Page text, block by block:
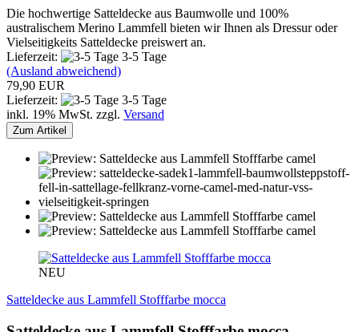
Die hochwertige Satteldecke aus Baumwolle und 100%
australischem Merino Lammfell bieten wir Ihnen als Dressur oder
Vielseitigkeits Satteldecke preiswert an.
Lieferzeit:
3-5 Tage
(Ausland abweichend)
79,90 EUR
Lieferzeit:
3-5 Tage
inkl. 19% MwSt. zzgl. Versand
Zum Artikel
NEU
Satteldecke aus Lammfell Stofffarbe mocca